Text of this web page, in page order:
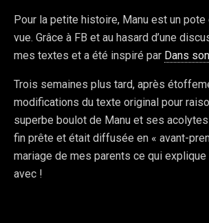
Pour la petite histoire, Manu est un pote
vue. Grâce à FB et au hasard d’une
mes textes et a été inspiré par Dans
Trois semaines plus tard, après
modifications du texte original pour
superbe boulot de Manu et ses
fin prête et était diffusée en « avant-
mariage de mes parents ce qui explique
avec !